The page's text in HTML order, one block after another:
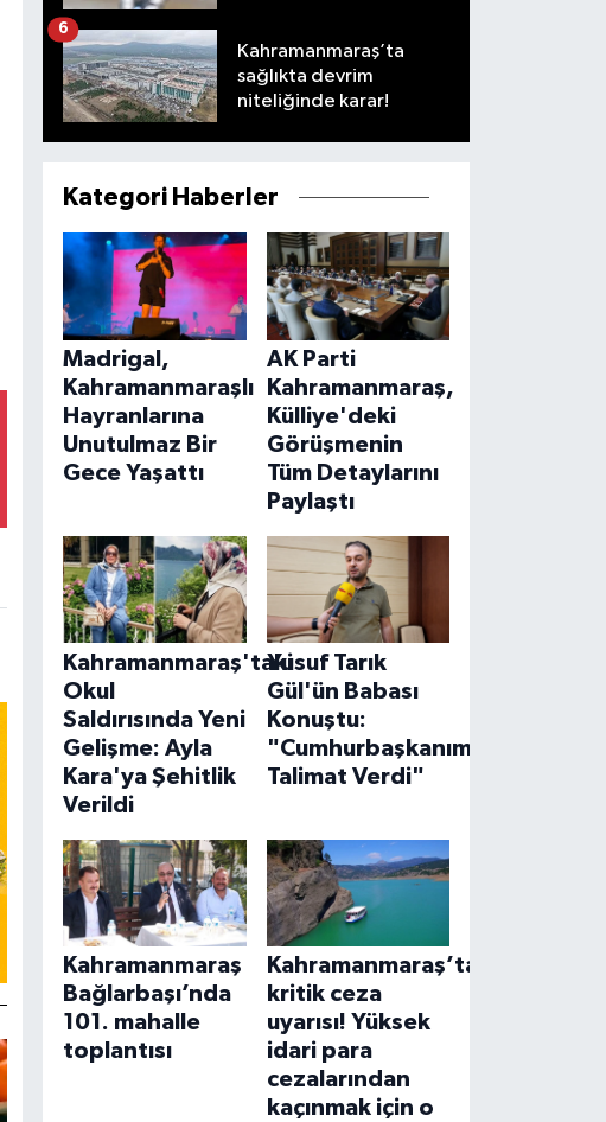
Kahramanmaraş’ta
sağlıkta devrim
niteliğinde karar!
6
Kategori Haberler
Madrigal,
Kahramanmaraşlı
Hayranlarına
Unutulmaz Bir
Gece Yaşattı
AK Parti
Kahramanmaraş,
Külliye'deki
Görüşmenin
Tüm Detaylarını
Paylaştı
Kahramanmaraş'taki
Okul
Saldırısında Yeni
Gelişme: Ayla
Kara'ya Şehitlik
Verildi
Yusuf Tarık
Gül'ün Babası
Konuştu:
"Cumhurbaşkanımız
Talimat Verdi"
Kahramanmaraş
Bağlarbaşı’nda
101. mahalle
toplantısı
Kahramanmaraş’ta
kritik ceza
uyarısı! Yüksek
idari para
cezalarından
kaçınmak için o